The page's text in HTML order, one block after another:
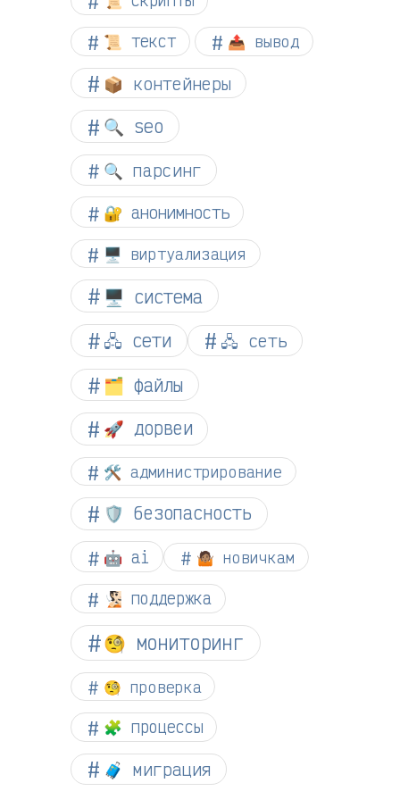
📜 текст 📤 вывод
📦 контейнеры
🔍 seo
🔍 парсинг
🔐 анонимность
🖥️ виртуализация
🖥️ система
🖧 сети
🖧 сеть
🗂️ файлы
🚀 дорвеи
🛠️ администрирование
🛡️ безопасность
🤖 ai 🤷🏽 новичкам
🧏🏻 поддержка
🧐 мониторинг
🧐 проверка
🧩 процессы
🧳 миграция